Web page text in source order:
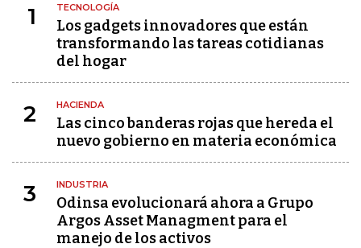
1 TECNOLOGÍA
Los gadgets innovadores que están
transformando las tareas cotidianas
del hogar
2 HACIENDA
Las cinco banderas rojas que hereda el
nuevo gobierno en materia económica
3 INDUSTRIA
Odinsa evolucionará ahora a Grupo
Argos Asset Managment para el
manejo de los activos